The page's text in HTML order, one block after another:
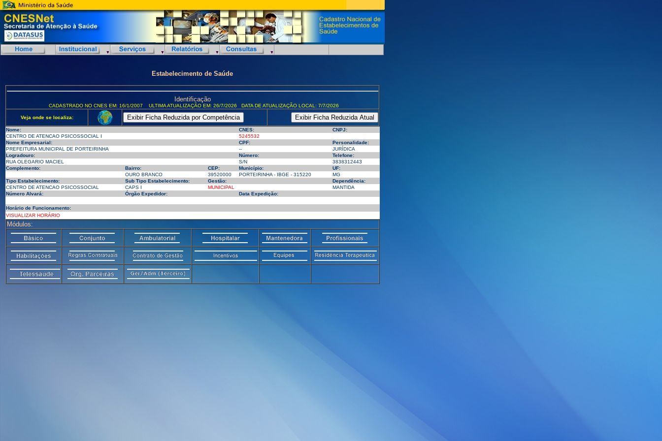
Estabelecimento de Saúde
Identificação
CADASTRADO NO CNES EM: 16/1/2007 ULTIMA ATUALIZAÇÃO EM: 26/7/2026 DATA DE ATUALIZAÇÃO LOCAL: 7/7/2026
Veja onde se localiza:
Nome: CNES:
CNPJ:
CENTRO DE ATENCAO PSICOSSOCIAL I
5245532
Nome Empresarial:
CPF:
Personalidade:
PREFEITURA MUNICIPAL DE PORTEIRINHA
--
JURÍDICA
Logradouro:
Número:
Telefone:
RUA OLEGARIO MACIEL
S/N
3838312443
Complemento:
Bairro: CEP: Município:
UF:
OURO BRANCO
39520000 PORTEIRINHA - IBGE - 315220
MG
Tipo Estabelecimento:
Sub Tipo Estabelecimento: Gestão:
Dependência:
CENTRO DE ATENCAO PSICOSSOCIAL
CAPS I MUNICIPAL
MANTIDA
Número Alvará:
Órgão Expedidor: Data Expedição:
Horário de Funcionamento:
VISUALIZAR HORÁRIO
Módulos: